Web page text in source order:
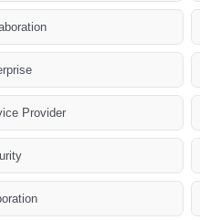
Provider